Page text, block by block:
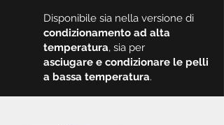
Disponibile sia nella versione di
condizionamento ad alta
temperatura, sia per
asciugare e condizionare le pelli
a bassa temperatura.